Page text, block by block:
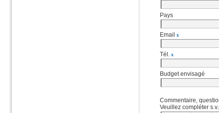
Pays
Email x
Tél. x
Budget envisagé
Commentaire,
Veuillez compléter